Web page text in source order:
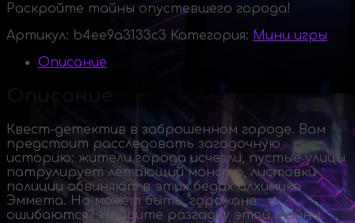
Раскройте тайны опустевшего города!
Артикул: b4ee9a3133c3 Категория: Мини игры
Описание
Квест-детектив в заброшенном городе. Вам
предстоит расследовать загадочную
историю: жители города исчезли, пустые улицы
патрулирует летающий монстр, листовки
полиции обвиняют в этих бедах алхимика
Эммета. Но может быть, горожане
ошибаются? Найдите разгадку этой тайны.